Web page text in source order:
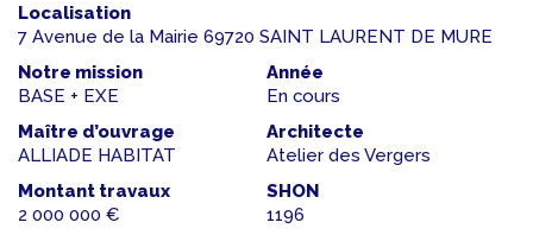
Localisation
7 Avenue de la Mairie 69720 SAINT LAURENT DE MURE
Notre mission
BASE + EXE
Année
En cours
Maître d’ouvrage
ALLIADE HABITAT
Architecte
Atelier des Vergers
Montant travaux
2 000 000 €
SHON
1196